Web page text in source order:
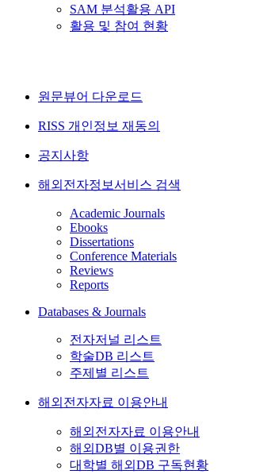
SAM 분석활용 API
활용 및 참여 현황
원문뷰어 다운로드
RISS 개인정보 재동의
공지사항
해외전자정보서비스 검색
Academic Journals
Ebooks
Dissertations
Conference Materials
Reviews
Reports
Databases & Journals
전자저널 리스트
학술DB 리스트
주제별 리스트
해외전자자료 이용안내
해외전자자료 이용안내
해외DB별 이용권한
대학별 해외DB 구독현황